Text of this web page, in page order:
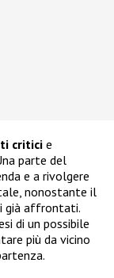
critici e
parte del
e a rivolgere
nonostante il
già affrontati.
di un possibile
più da vicino